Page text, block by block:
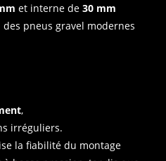
et interne de30 mm
pneus gravel modernes
,
irréguliers.
la fiabilité du montage